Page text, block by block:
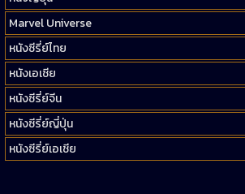
Marvel Universe
หนังซีรี่ย์ไทย
หนังเอเชีย
หนังซีรี่ย์จีน
หนังซีรี่ย์ญี่ปุ่น
หนังซีรี่ย์เอเชีย